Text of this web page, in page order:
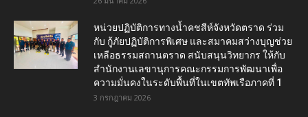
หน่วยปฏิบัติการทางน้ำคชสีห์จังหวัดตราด ร่วม
กับ กู้ภัยปฏิบัติการพิเศษ และสมาคมสว่างบุญช่วย
เหลือธรรมสถานตราด สนับสนุนวิทยากร ให้กับ
สำนักงานเลขานุการคณะกรรมการพัฒนาเพื่อ
ความมั่นคงในระดับพื้นที่ในเขตทัพเรือภาคที่ 1
3 กรกฎาคม 2026